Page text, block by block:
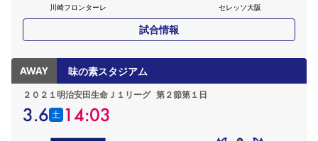
川崎フロンターレ セレッソ大阪
試合情報
AWAY 味の素スタジアム
２０２１明治安田生命Ｊ１リーグ 第２節第１日
3.6 土 14:03